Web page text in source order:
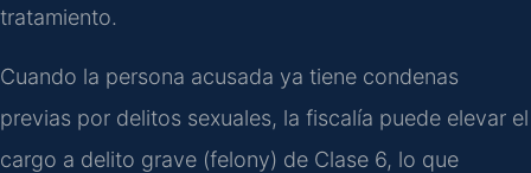
tratamiento.
Cuando la persona acusada ya tiene condenas
previas por delitos sexuales, la fiscalía puede elevar el
cargo a delito grave (felony) de Clase 6, lo que